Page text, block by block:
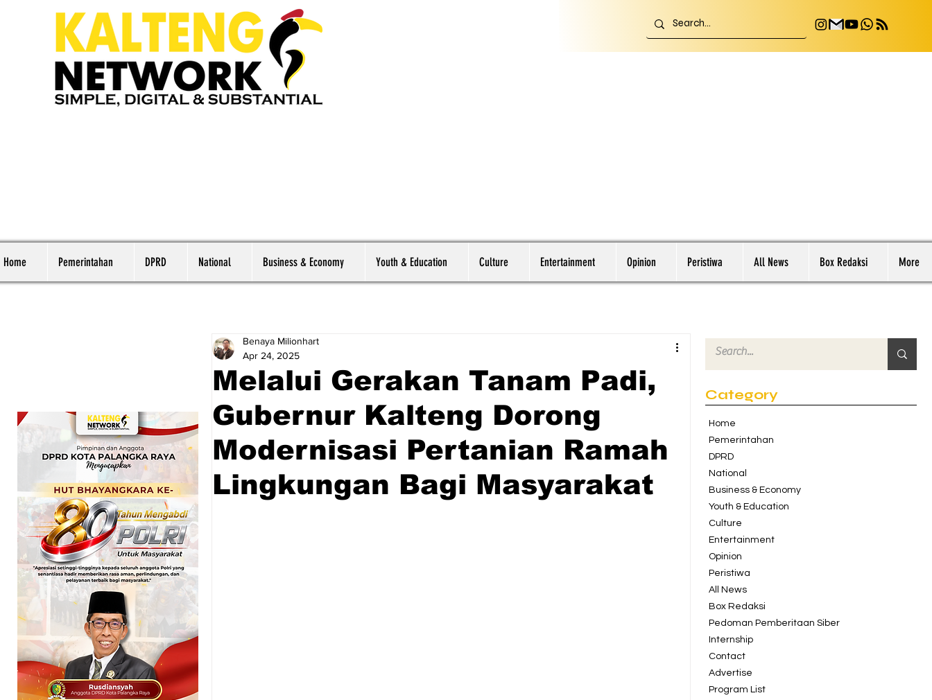
Home Pemerintahan DPRD National Business & Economy Youth & Education Culture Entertainment Opinion Peristiwa All News Box Redaksi More
Melalui Gerakan Tanam Padi,
Gubernur Kalteng Dorong
Modernisasi Pertanian Ramah
Lingkungan Bagi Masyarakat
Benaya Milionhart
Apr 24, 2025
Category
Home
Pemerintahan
DPRD
National
Business & Economy
Youth & Education
Culture
Entertainment
Opinion
Peristiwa
All News
Box Redaksi
Pedoman Pemberitaan Siber
Internship
Contact
Advertise
Program List